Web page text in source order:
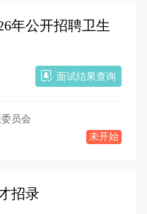
年公开招聘卫生
面试结果查询
员会
未开始
招录